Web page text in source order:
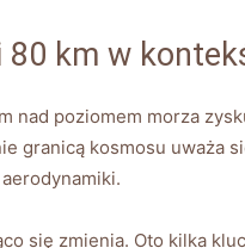
km w
nad poziomem morza
granicą kosmosu uważa
się zmienia. Oto kilka